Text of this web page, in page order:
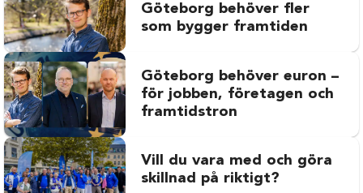
Göteborg behöver fler
som bygger framtiden
Göteborg behöver euron –
för jobben, företagen och
framtidstron
Vill du vara med och göra
skillnad på riktigt?